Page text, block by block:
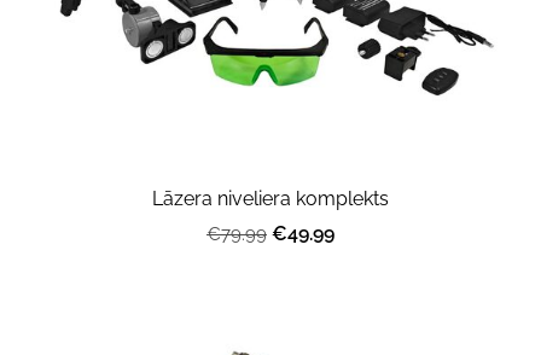
Lāzera niveliera komplekts
€79.99 €49.99